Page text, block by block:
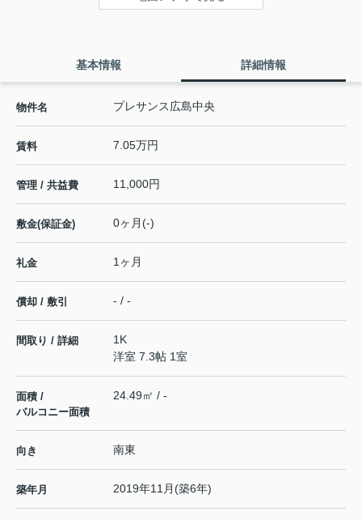
基本情報 詳細情報
物件名 プレサンス広島中央
賃料 7.05万円
管理 / 共益費 11,000円
敷金(保証金) 0ヶ月(-)
礼金 1ヶ月
償却 / 敷引 - / -
間取り / 詳細
1K
洋室 7.3帖 1室
面積 /
バルコニー面積
24.49㎡ / -
向き 南東
築年月 2019年11月(築6年)